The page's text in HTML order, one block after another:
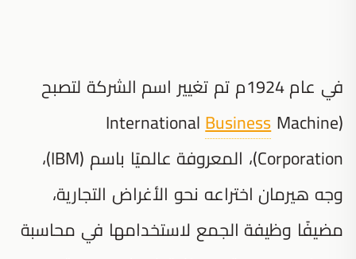
في عام 1924م تم تغيير اسم الشركة لتصبح
(International
BusinessMachine
Corporation)، المعروفة عالميًا باسم (IBM)،
وجه هيرمان اختراعه نحو الأغراض التجارية،
مضيفًا وظيفة الجمع لاستخدامها في محاسبة